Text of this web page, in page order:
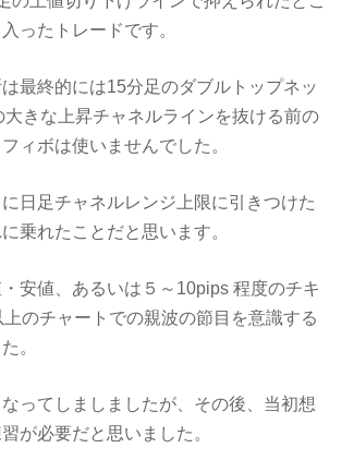
ったトレードです。
最終的には15分足のダブルトップネッ
きな上昇チャネルラインを抜ける前の
ィボは使いませんでした。
日足チャネルレンジ上限に引きつけた
乗れたことだと思います。
安値、あるいは５～10pips 程度のチキ
のチャートでの親波の節目を意識する
。
ってしましましたが、その後、当初想
が必要だと思いました。